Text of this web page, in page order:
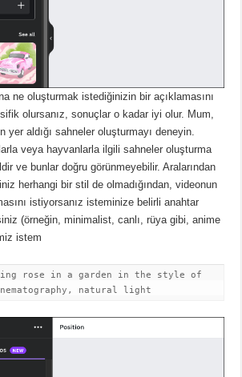
ne oluşturmak istediğinizin bir açıklamasını
olursanız, sonuçlar o kadar iyi olur. Mum,
yer aldığı sahneler oluşturmayı deneyin.
veya hayvanlarla ilgili sahneler oluşturma
ve bunlar doğru görünmeyebilir.Aralarından
herhangi bir stil de olmadığından, videonun
istiyorsanız isteminize belirli anahtar
(örneğin, minimalist, canlı, rüya gibi, anime
istem
rose in a garden in the style of
natural light